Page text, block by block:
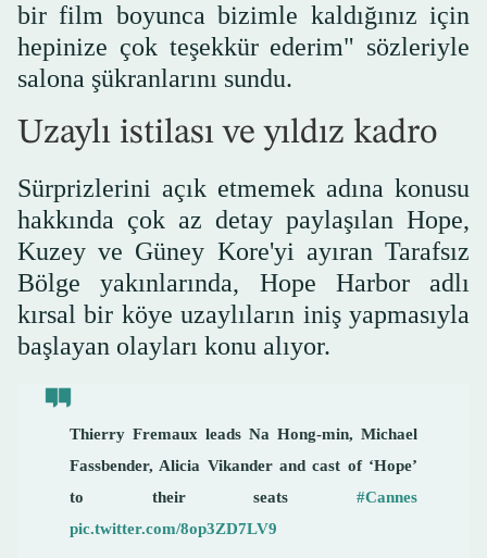
bir film boyunca bizimle kaldığınız için
hepinize çok teşekkür ederim" sözleriyle
salona şükranlarını sundu.
Uzaylı istilası ve yıldız kadro
Sürprizlerini açık etmemek adına konusu
hakkında çok az detay paylaşılan Hope,
Kuzey ve Güney Kore'yi ayıran Tarafsız
Bölge yakınlarında, Hope Harbor adlı
kırsal bir köye uzaylıların iniş yapmasıyla
başlayan olayları konu alıyor.
Thierry Fremaux leads Na Hong-min, Michael
Fassbender, Alicia Vikander and cast of ‘Hope’
to their seats #Cannes
pic.twitter.com/8op3ZD7LV9